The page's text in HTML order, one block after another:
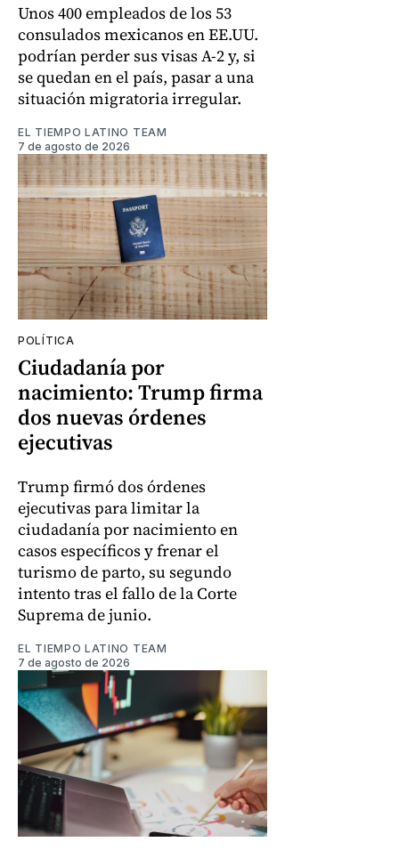
Unos 400 empleados de los 53
consulados mexicanos en EE.UU.
podrían perder sus visas A-2 y, si
se quedan en el país, pasar a una
situación migratoria irregular.
EL TIEMPO LATINO TEAM
7 de agosto de 2026
POLÍTICA
Ciudadanía por
nacimiento: Trump firma
dos nuevas órdenes
ejecutivas
Trump firmó dos órdenes
ejecutivas para limitar la
ciudadanía por nacimiento en
casos específicos y frenar el
turismo de parto, su segundo
intento tras el fallo de la Corte
Suprema de junio.
EL TIEMPO LATINO TEAM
7 de agosto de 2026